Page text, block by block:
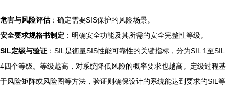
危害与风险评估：确定需要SIS保护的风险场景。
安全要求规格书制定 ：明确安全功能及其所需的安全完整性等级。
SIL定级与验证 ：SIL是衡量SIS性能可靠性的关键指标，分为SIL 1至SIL
4四个等级。等级越高，对系统降低风险的概率要求也越高。定级过程基
于风险矩阵或风险图等方法，验证则确保设计的系统能达到要求的SIL等